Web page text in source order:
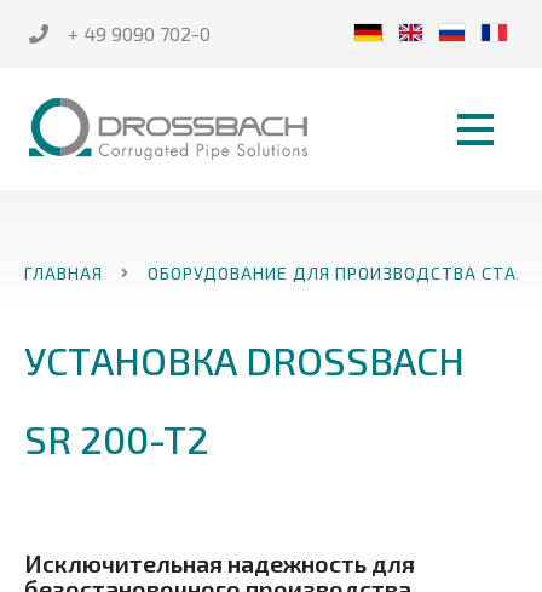
+ 49 9090 702-0
ГЛАВНАЯ ОБОРУДОВАНИЕ ДЛЯ ПРОИЗВОДСТВА
УСТАНОВКА DROSSBACH
SR 200-T2
Исключительная надежность для